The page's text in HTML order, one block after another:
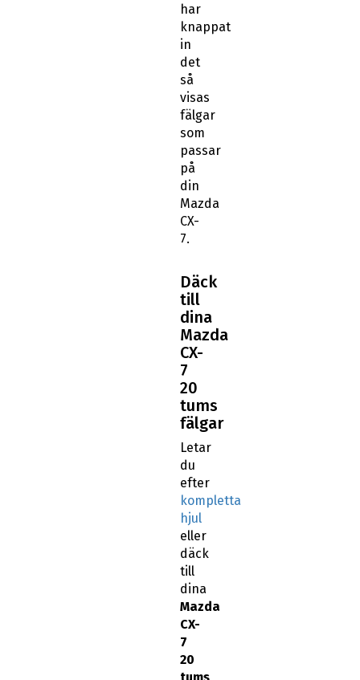
har
knappat
in
det
så
visas
fälgar
som
passar
på
din
Mazda
CX-
7.
Däck
till
dina
Mazda
CX-
7
20
tums
fälgar
Letar
du
efter
kompletta
hjul
eller
däck
till
dina
Mazda
CX-
7
20